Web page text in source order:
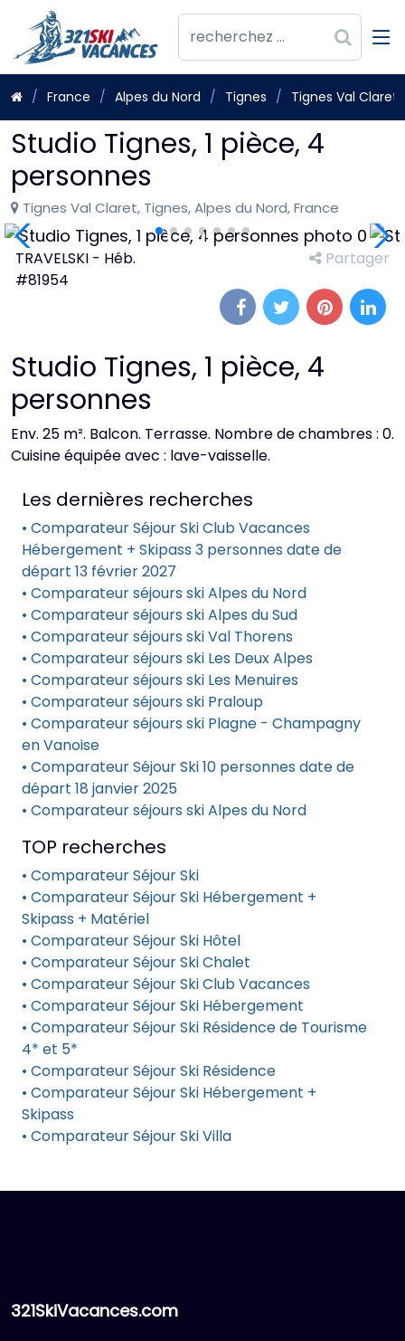
France Alpes du Nord Tignes Tignes Val Claret
Studio Tignes, 1 pièce, 4
personnes
Tignes Val Claret, Tignes, Alpes du Nord, France
TRAVELSKI - Héb.
#81954
Partager
Studio Tignes, 1 pièce, 4
personnes
Env. 25 m². Balcon. Terrasse. Nombre de chambres : 0.
Cuisine équipée avec : lave-vaisselle.
Les dernières recherches
• Comparateur Séjour Ski Club Vacances
Hébergement + Skipass 3 personnes date de
départ 13 février 2027
• Comparateur séjours ski Alpes du Nord
• Comparateur séjours ski Alpes du Sud
• Comparateur séjours ski Val Thorens
• Comparateur séjours ski Les Deux Alpes
• Comparateur séjours ski Les Menuires
• Comparateur séjours ski Praloup
• Comparateur séjours ski Plagne - Champagny
en Vanoise
• Comparateur Séjour Ski 10 personnes date de
départ 18 janvier 2025
• Comparateur séjours ski Alpes du Nord
TOP recherches
• Comparateur Séjour Ski
• Comparateur Séjour Ski Hébergement +
Skipass + Matériel
• Comparateur Séjour Ski Hôtel
• Comparateur Séjour Ski Chalet
• Comparateur Séjour Ski Club Vacances
• Comparateur Séjour Ski Hébergement
• Comparateur Séjour Ski Résidence de Tourisme
4* et 5*
• Comparateur Séjour Ski Résidence
• Comparateur Séjour Ski Hébergement +
Skipass
• Comparateur Séjour Ski Villa
321SkiVacances.com